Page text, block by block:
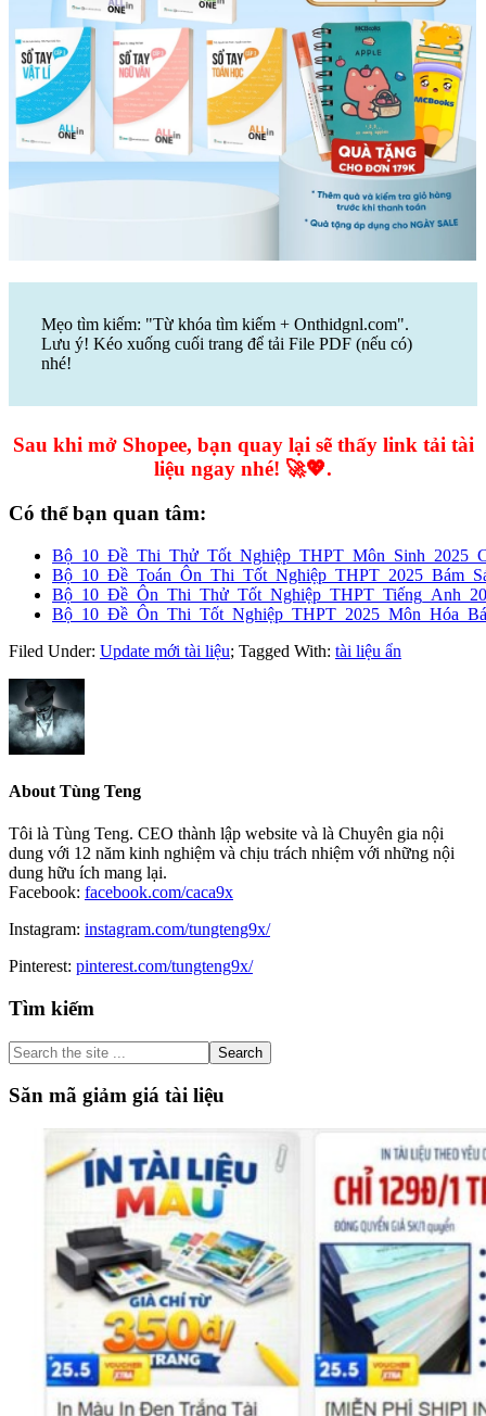
Mẹo tìm kiếm: "Từ khóa tìm kiếm + Onthidgnl.com".
Lưu ý! Kéo xuống cuối trang để tải File PDF (nếu có)
nhé!
Sau khi mở Shopee, bạn quay lại sẽ thấy link tải tài
liệu ngay nhé! 🚀💖.
Có thể bạn quan tâm:
Filed Under: Update mới tài liệu; Tagged With: tài liệu ẩn
About Tùng Teng
Tôi là Tùng Teng. CEO thành lập website và là Chuyên gia nội
dung với 12 năm kinh nghiệm và chịu trách nhiệm với những nội
dung hữu ích mang lại.
Facebook: facebook.com/caca9x
Instagram: instagram.com/tungteng9x/
Pinterest: pinterest.com/tungteng9x/
Primary
Sidebar
Tìm kiếm
Search
the
site
...
Săn mã giảm giá tài liệu